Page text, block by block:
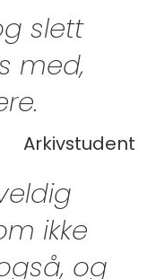
slett
med,
Arkivstudent
ikke
og